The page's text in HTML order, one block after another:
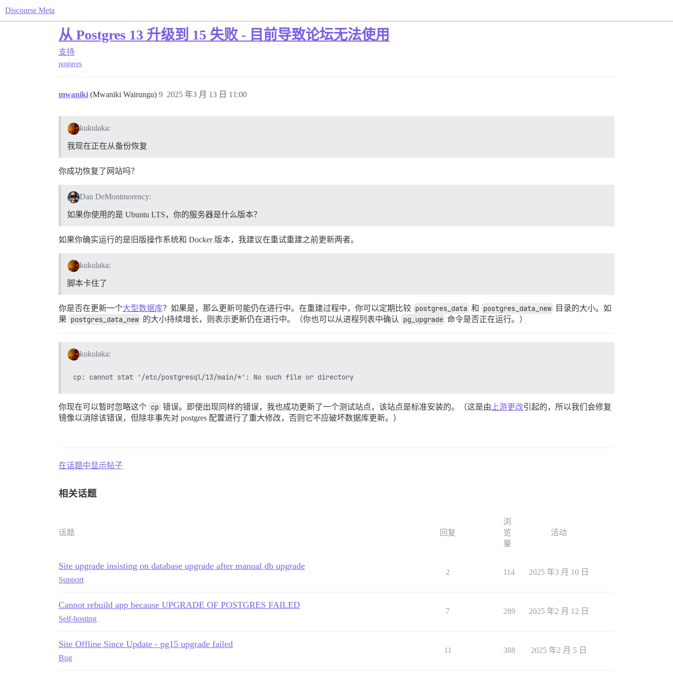
Discourse Meta
从 Postgres 13 升级到 15 失败 - 目前导致论坛无法使用
支持
postgres
mwaniki (Mwaniki Wairungu) 2025 年3 月 13 日 11:00
9
kukulaka:
我现在正在从备份恢复
你成功恢复了网站吗？
Dan DeMontmorency:
如果你使用的是 Ubuntu LTS，你的服务器是什么版本？
如果你确实运行的是旧版操作系统和 Docker 版本，我建议在重试重建之前更新两者。
kukulaka:
脚本卡住了
你是否在更新一个大型数据库？如果是，那么更新可能仍在进行中。在重建过程中，你可以定期比较 postgres_data 和 postgres_data_new
目录的大小。如
果 postgres_data_new 的大小持续增长，则表示更新仍在进行中。（你也可以从进程列表中确认 pg_upgrade 命令是否正在运行。）
kukulaka:
你现在可以暂时忽略这个 cp 错误。即使出现同样的错误，我也成功更新了一个测试站点，该站点是标准安装的。（这是由 上游更改引起的，所以我们会修复
镜像以消除该错误，但除非事先对 postgres 配置进行了重大修改，否则它不应破坏数据库更新。）
在话题中显示帖子
相关话题
话题 回复
浏
览
量
活动
Site upgrade insisting on database upgrade after manual db upgrade
Support
2 114 2025 年3 月 10 日
Cannot rebuild app because UPGRADE OF POSTGRES FAILED
Self-hosting
7 289 2025 年2 月 12 日
Site Offline Since Update - pg15 upgrade failed
Bug
11 388 2025 年2 月 5 日